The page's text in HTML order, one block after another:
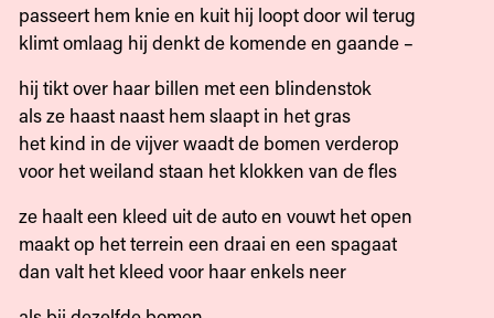
passeert hem knie en kuit hij loopt door wil terug
klimt omlaag hij denkt de komende en gaande –
hij tikt over haar billen met een blindenstok
als ze haast naast hem slaapt in het gras
het kind in de vijver waadt de bomen verderop
voor het weiland staan het klokken van de fles
ze haalt een kleed uit de auto en vouwt het open
maakt op het terrein een draai en een spagaat
dan valt het kleed voor haar enkels neer